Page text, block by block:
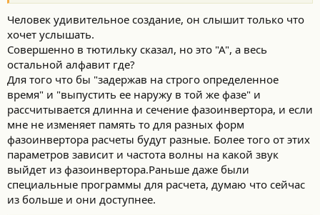
Человек удивительное создание, он слышит только что
хочет услышать.
Совершенно в тютильку сказал, но это "А", а весь
остальной алфавит где?
Для того что бы "задержав на строго определенное
время" и "выпустить ее наружу в той же фазе" и
рассчитывается длинна и сечение фазоинвертора, и если
мне не изменяет память то для разных форм
фазоинвертора расчеты будут разные. Более того от этих
параметров зависит и частота волны на какой звук
выйдет из фазоинвертора.Раньше даже были
специальные программы для расчета, думаю что сейчас
из больше и они доступнее.